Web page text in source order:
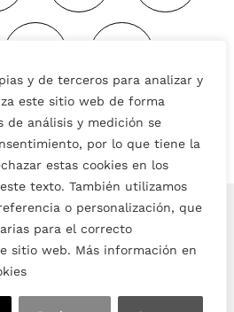
y de terceros para analizar y
este sitio web de forma
de análisis y medición se
por lo que tiene la
estas cookies en los
texto. También utilizamos
o personalización, que
para el correcto
sitio web. Más información en
Español(Spanish)